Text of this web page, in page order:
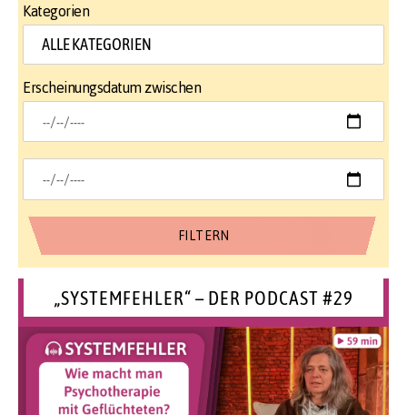
Kategorien
Erscheinungsdatum zwischen
„SYSTEMFEHLER“ – DER PODCAST #29